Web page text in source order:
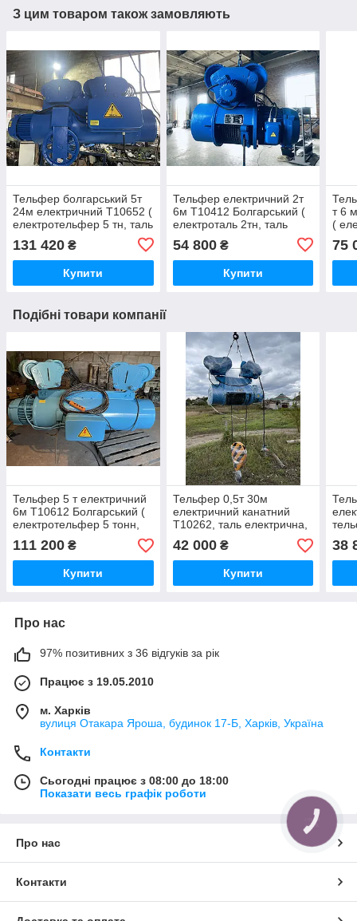
З цим товаром також замовляють
Тельфер болгарський 5т
24м електричний Т10652 (
електротельфер 5 тн, таль
тельфер канатний 5 т)
131 420 ₴
Купити
Тельфер електричний 2т
6м Т10412 Болгарський (
електроталь 2тн, таль
електротельфер 2тонни)
54 800₴
Купити
т 6
(
75
Подібні товари компанії
Тельфер 5 т електричний
6м Т10612 Болгарський (
електротельфер 5 тонн,
таль електрична 5 т,
тельфер канатний 5т)
111 200 ₴
Купити
Тельфер 0,5т 30м
електричний канатний
Т10262, таль електрична,
тельфер 500,
електротельфер 500кг
42 000₴
Купити
38
Про нас
97% позитивних з 36 відгуків за рік
Працює з 19.05.2010
м. Харків
вулиця Отакара Яроша, будинок 17-Б, Харків, Україна
Контакти
Сьогодні працює з 08:00 до 18:00
Показати весь графік роботи
Про нас
Контакти
КНОПКА
ЗВ'ЯЗКУ